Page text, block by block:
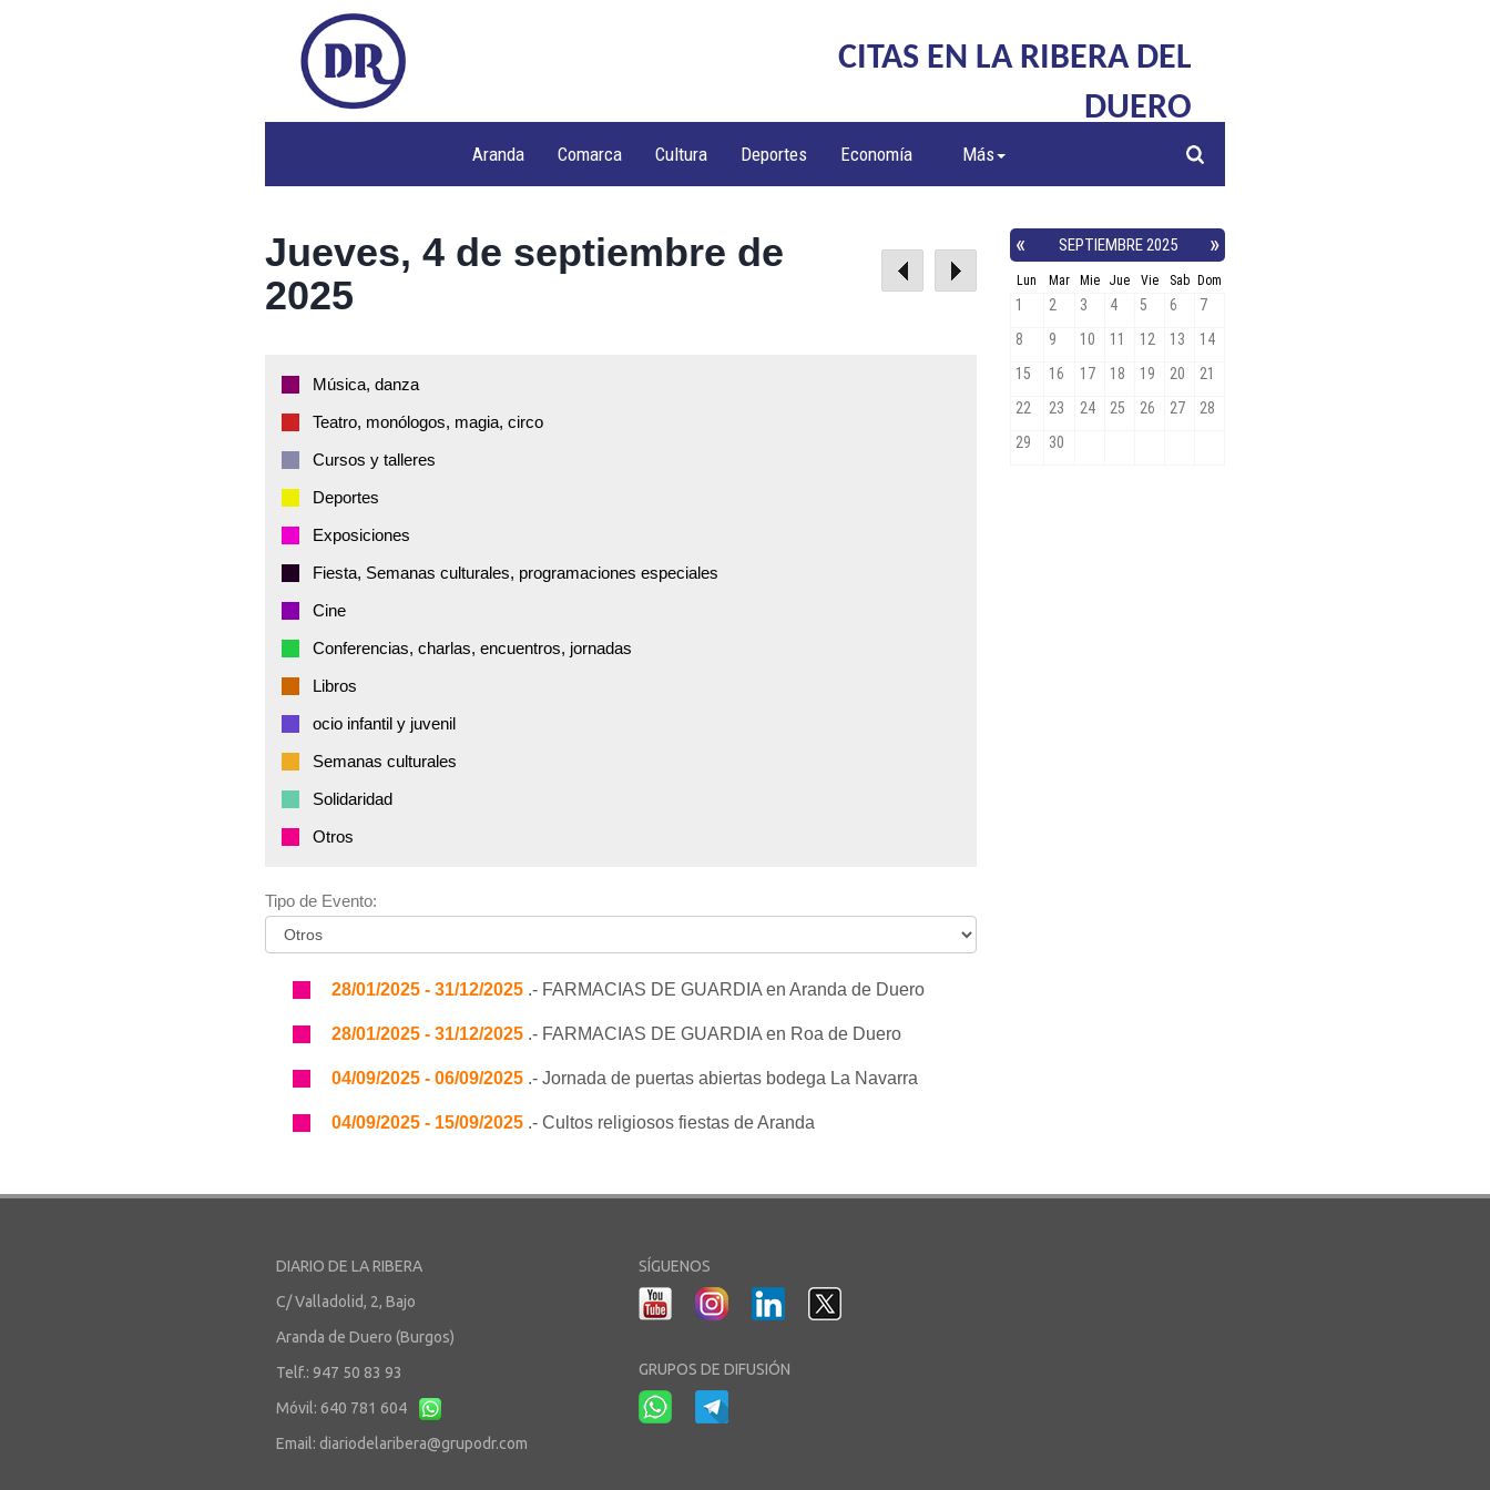
CITAS EN LA RIBERA DEL
DUERO
Aranda Comarca Cultura Deportes Economía Más
Jueves, 4 de septiembre de
2025
Música, danza
Teatro, monólogos, magia, circo
Cursos y talleres
Deportes
Exposiciones
Fiesta, Semanas culturales, programaciones especiales
Cine
Conferencias, charlas, encuentros, jornadas
Libros
ocio infantil y juvenil
Semanas culturales
Solidaridad
Otros
Tipo de Evento:
28/01/2025 - 31/12/2025 .- FARMACIAS DE GUARDIA en Aranda de Duero
28/01/2025 - 31/12/2025 .- FARMACIAS DE GUARDIA en Roa de Duero
04/09/2025 - 06/09/2025 .- Jornada de puertas abiertas bodega La Navarra
04/09/2025 - 15/09/2025 .- Cultos religiosos fiestas de Aranda
DIARIO DE LA RIBERA
C/ Valladolid, 2, Bajo
Aranda de Duero (Burgos)
Telf.: 947 50 83 93
Móvil: 640 781 604
Email: diariodelaribera@grupodr.com
SÍGUENOS
GRUPOS DE DIFUSIÓN